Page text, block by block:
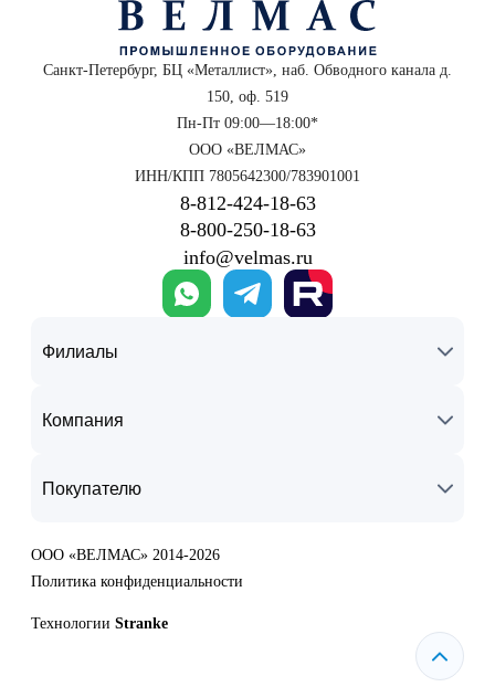
Санкт-Петербург, БЦ «Металлист», наб. Обводного канала д.
150, оф. 519
Пн-Пт 09:00—18:00*
ООО «ВЕЛМАС»
ИНН/КПП 7805642300/783901001
8‑812‑424‑18‑63
8‑800‑250‑18‑63
info@velmas.ru
Филиалы
Компания
Покупателю
ООО «ВЕЛМАС» 2014-2026
Политика конфиденциальности
Технологии Stranke